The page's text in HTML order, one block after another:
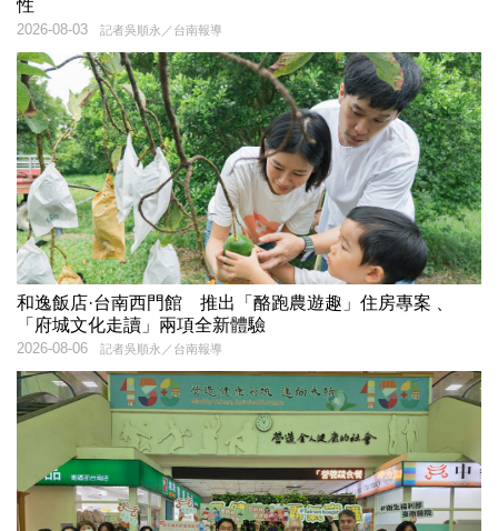
性
記者吳順永／台南報導
2026-08-03
和逸飯店·台南西門館 推出「酪跑農遊趣」住房專案 、
「府城文化走讀」兩項全新體驗
記者吳順永／台南報導
2026-08-06